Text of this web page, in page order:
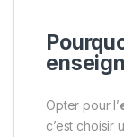
Opter pour l’
c’est choisir